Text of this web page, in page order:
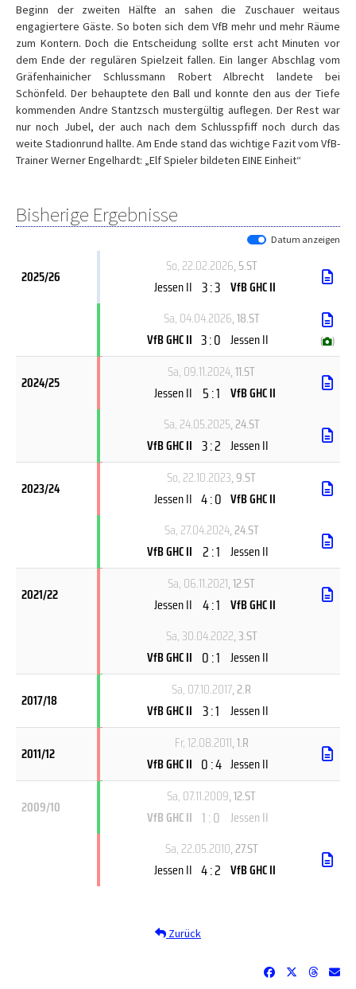
Beginn der zweiten Hälfte an sahen die Zuschauer weitaus
engagiertere Gäste. So boten sich dem VfB mehr und mehr Räume
zum Kontern. Doch die Entscheidung sollte erst acht Minuten vor
dem Ende der regulären Spielzeit fallen. Ein langer Abschlag vom
Gräfenhainicher Schlussmann Robert Albrecht landete bei
Schönfeld. Der behauptete den Ball und konnte den aus der Tiefe
kommenden Andre Stantzsch mustergültig auflegen. Der Rest war
nur noch Jubel, der auch nach dem Schlusspfiff noch durch das
weite Stadionrund hallte. Am Ende stand das wichtige Fazit vom VfB-
Trainer Werner Engelhardt: „Elf Spieler bildeten EINE Einheit“
Bisherige Ergebnisse
Datum anzeigen
2025/26
So, 22.02.2026, 5.ST
Jessen II 3 : 3 VfB GHC II
Sa, 04.04.2026, 18.ST
VfB GHC II 3 : 0 Jessen II ( )
2024/25
Sa, 09.11.2024, 11.ST
Jessen II 5 : 1 VfB GHC II
Sa, 24.05.2025, 24.ST
VfB GHC II 3 : 2 Jessen II
2023/24
So, 22.10.2023, 9.ST
Jessen II 4 : 0 VfB GHC II
Sa, 27.04.2024, 24.ST
VfB GHC II 2 : 1 Jessen II
2021/22
Sa, 06.11.2021, 12.ST
Jessen II 4 : 1 VfB GHC II
Sa, 30.04.2022, 3.ST
VfB GHC II 0 : 1 Jessen II
2017/18
Sa, 07.10.2017, 2.R
VfB GHC II 3 : 1 Jessen II
2011/12
Fr, 12.08.2011, 1.R
VfB GHC II 0 : 4 Jessen II
2009/10
Sa, 07.11.2009, 12.ST
VfB GHC II 1 : 0 Jessen II
Sa, 22.05.2010, 27.ST
Jessen II 4 : 2 VfB GHC II
Zurück